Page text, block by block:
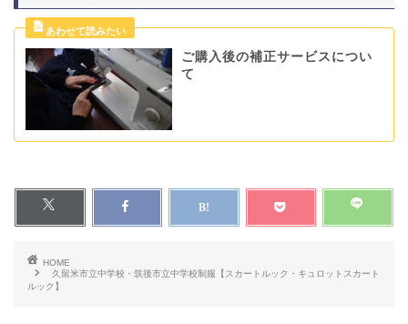
ご購入後の補正サービスについ
て
HOME
久留米市立中学校・筑後市立中学校制服【スカートルック・キュロットスカート
ルック】